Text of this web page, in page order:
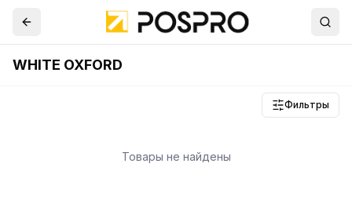
WHITE OXFORD
Фильтры
Товары не найдены